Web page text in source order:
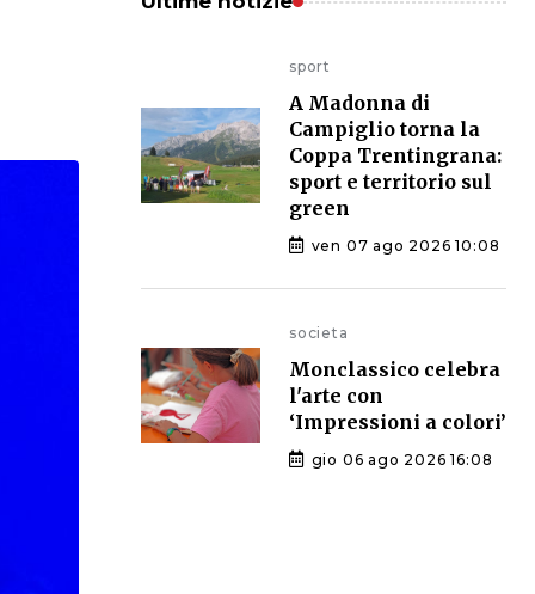
sport
A Madonna di
Campiglio torna la
Coppa Trentingrana:
sport e territorio sul
green
ven 07 ago 2026 10:08
societa
Monclassico celebra
l'arte con
‘Impressioni a colori’
gio 06 ago 2026 16:08